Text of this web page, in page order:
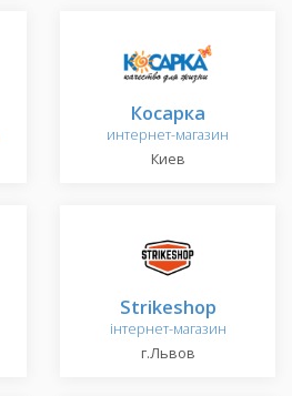
Косарка
интернет-магазин
Киев
Strikeshop
інтернет-магазин
г.Львов